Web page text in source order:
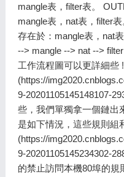
mangle表，filter表。
mangle表，nat表，filter
存在於：mangle表，nat
--> mangle --> nat -->
工作流程圖可以更詳細些
(https://
9-20201105145148107-
些，我們單獨拿一個鏈出
是如下情況，這些規則組
(https://
9-20201105145234302-
的禁止訪問本機80埠的規